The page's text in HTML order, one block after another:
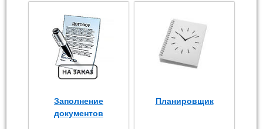
Заполнение
документов
Планировщик